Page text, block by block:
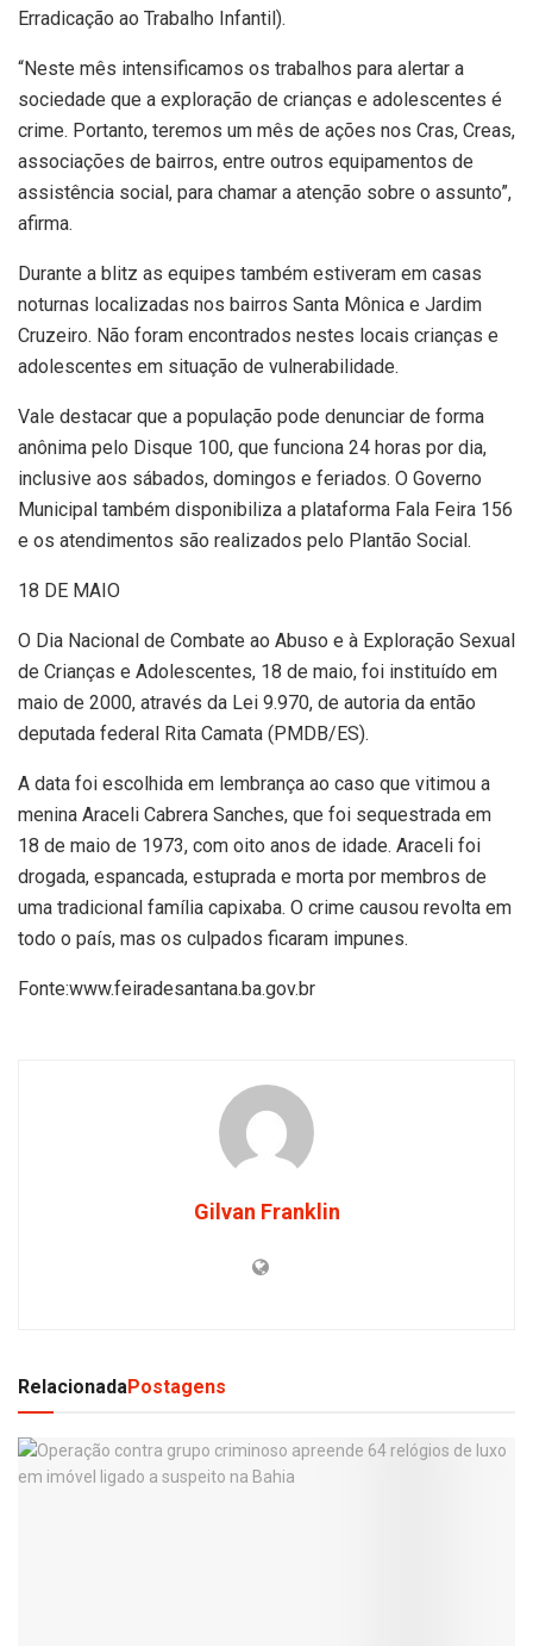
Erradicação ao Trabalho Infantil).
“Neste mês intensificamos os trabalhos para alertar a
sociedade que a exploração de crianças e adolescentes é
crime. Portanto, teremos um mês de ações nos Cras, Creas,
associações de bairros, entre outros equipamentos de
assistência social, para chamar a atenção sobre o assunto”,
afirma.
Durante a blitz as equipes também estiveram em casas
noturnas localizadas nos bairros Santa Mônica e Jardim
Cruzeiro. Não foram encontrados nestes locais crianças e
adolescentes em situação de vulnerabilidade.
Vale destacar que a população pode denunciar de forma
anônima pelo Disque 100, que funciona 24 horas por dia,
inclusive aos sábados, domingos e feriados. O Governo
Municipal também disponibiliza a plataforma Fala Feira 156
e os atendimentos são realizados pelo Plantão Social.
18 DE MAIO
O Dia Nacional de Combate ao Abuso e à Exploração Sexual
de Crianças e Adolescentes, 18 de maio, foi instituído em
maio de 2000, através da Lei 9.970, de autoria da então
deputada federal Rita Camata (PMDB/ES).
A data foi escolhida em lembrança ao caso que vitimou a
menina Araceli Cabrera Sanches, que foi sequestrada em
18 de maio de 1973, com oito anos de idade. Araceli foi
drogada, espancada, estuprada e morta por membros de
uma tradicional família capixaba. O crime causou revolta em
todo o país, mas os culpados ficaram impunes.
Fonte:www.feiradesantana.ba.gov.br
Gilvan Franklin
RelacionadaPostagens